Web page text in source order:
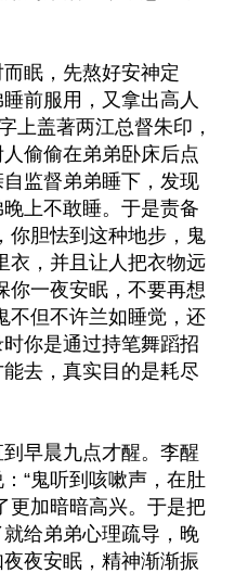
眠，先熬好安神定
前服用，又拿出高人
上盖著两江总督朱印，
偷偷在弟弟卧床后点
监督弟弟睡下，发现
上不敢睡。于是责备
你胆怯到这种地步，鬼
衣，并且让人把衣物远
你一夜安眠，不要再想
不但不许兰如睡觉，还
你是通过持笔舞蹈招
去，真实目的是耗尽
早晨九点才醒。李醒
“鬼听到咳嗽声，在肚
更加暗暗高兴。于是把
给弟弟心理疏导，晚
夜安眠，精神渐渐振